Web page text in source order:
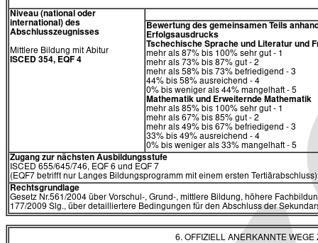
Niveau (national oder
international) des
Abschlusszeugnisses
Mittlere Bildung mit Abitur
ISCED 354, EQF 4
Bewertung des gemeinsamen Teils
Erfolgsausdrucks
Tschechische Sprache und Literatur und
mehr als 87% bis 100% sehr gut - 1
mehr als 73% bis 87% gut - 2
mehr als 58% bis 73% befriedigend - 3
44% bis 58% ausreichend - 4
0% bis weniger als 44% mangelhaft - 5
Mathematik und Erweiternde Mathematik
mehr als 85% bis 100% sehr gut - 1
mehr als 67% bis 85% gut - 2
mehr als 49% bis 67% befriedigend - 3
33% bis 49% ausreichend - 4
0% bis weniger als 33% mangelhaft - 5
Zugang zur nächsten Ausbildungsstufe
ISCED 655/645/746, EQF 6 und EQF 7
(EQF7 betrifft nur Langes Bildungsprogramm mit einem ersten Tertiärabschluss)
Rechtsgrundlage
Gesetz Nr.561/2004 über Vorschul-, Grund-, mittlere Bildung, höhere
177/2009 Slg., über detailliertere Bedingungen für den Abschluss der
6. OFFIZIELL ANERKANNTE